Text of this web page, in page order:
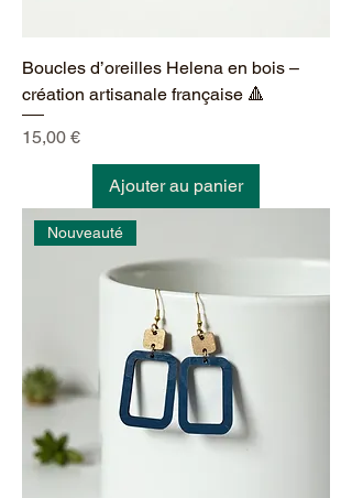
Boucles d’oreilles Helena en bois –
création artisanale française 🔺
Prix
15,00 €
Ajouter au panier
Nouveauté